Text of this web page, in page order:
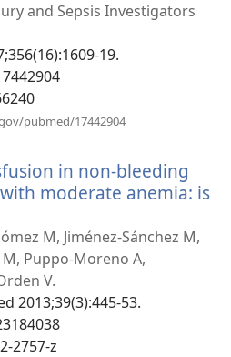
and Sepsis Investigators
19.
pubmed/17442904
in non-bleeding
moderate anemia: is
M, Jiménez-Sánchez M,
M, Puppo-Moreno A,
V.
2013;39(3):445-53.
2757-z